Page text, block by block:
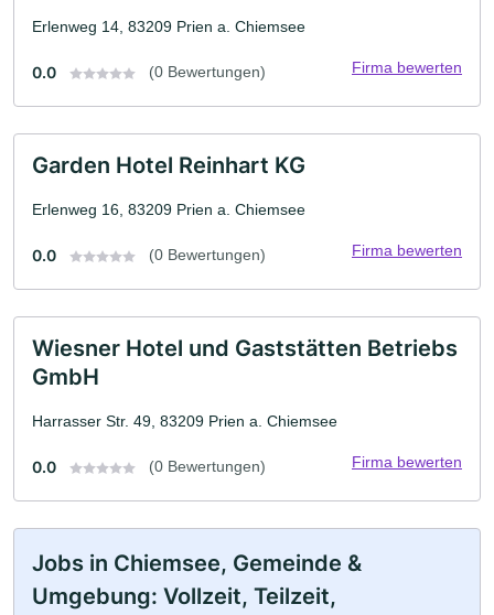
Erlenweg 14, 83209 Prien a. Chiemsee
0.0 (0 Bewertungen) Firma bewerten
Garden Hotel Reinhart KG
Erlenweg 16, 83209 Prien a. Chiemsee
0.0 (0 Bewertungen) Firma bewerten
Wiesner Hotel und Gaststätten Betriebs
GmbH
Harrasser Str. 49, 83209 Prien a. Chiemsee
0.0 (0 Bewertungen) Firma bewerten
Jobs in Chiemsee, Gemeinde &
Umgebung: Vollzeit, Teilzeit,